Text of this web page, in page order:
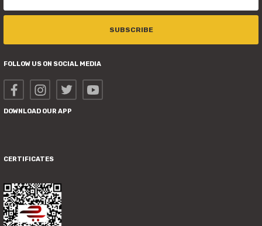
SUBSCRIBE
FOLLOW US ON SOCIAL MEDIA
DOWNLOAD OUR APP
CERTIFICATES